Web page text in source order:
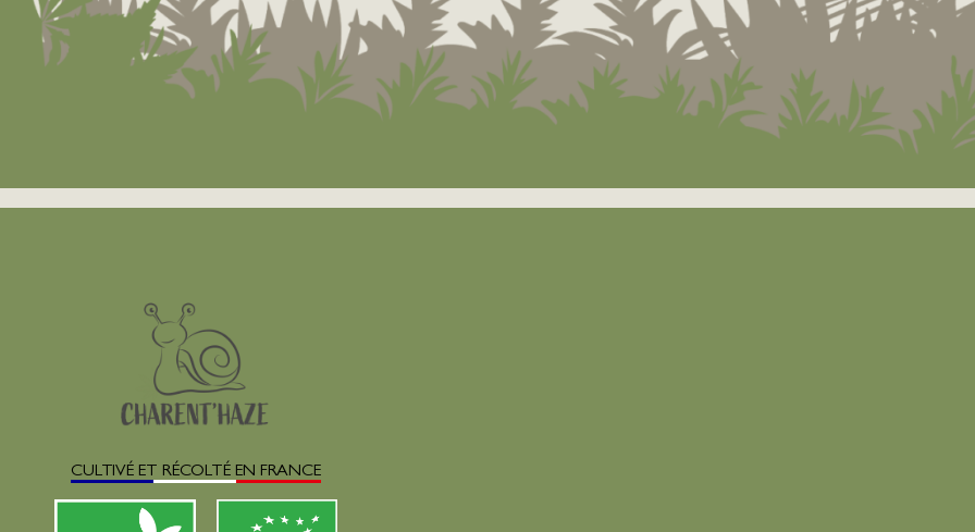
CULTIVÉ ET RÉCOLTÉ EN FRANCE